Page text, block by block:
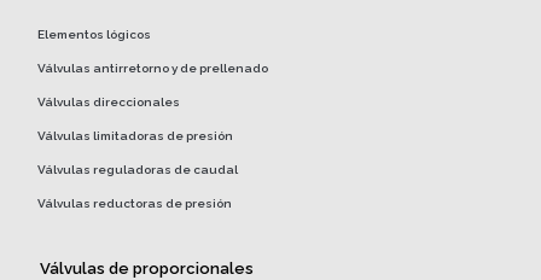
Elementos lógicos
Válvulas antirretorno y de prellenado
Válvulas direccionales
Válvulas limitadoras de presión
Válvulas reguladoras de caudal
Válvulas reductoras de presión
Válvulas de proporcionales